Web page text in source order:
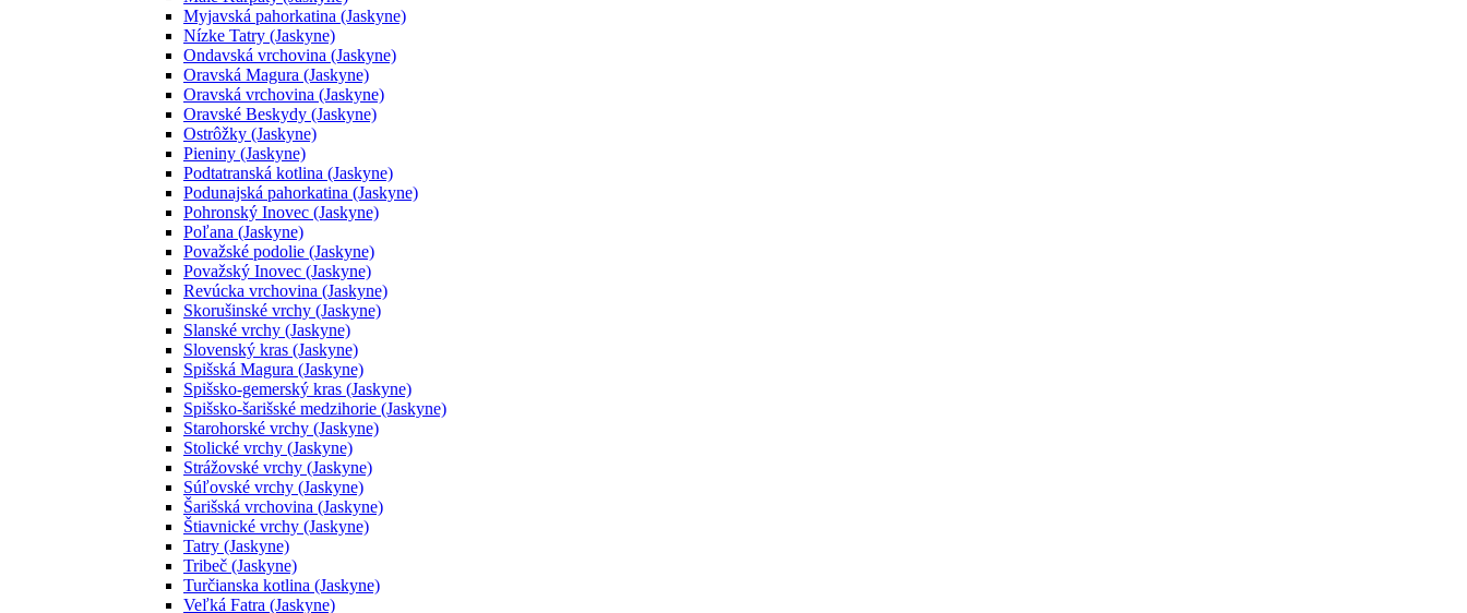
Myjavská pahorkatina (Jaskyne)
Nízke Tatry (Jaskyne)
Ondavská vrchovina (Jaskyne)
Oravská Magura (Jaskyne)
Oravská vrchovina (Jaskyne)
Oravské Beskydy (Jaskyne)
Ostrôžky (Jaskyne)
Pieniny (Jaskyne)
Podtatranská kotlina (Jaskyne)
Podunajská pahorkatina (Jaskyne)
Pohronský Inovec (Jaskyne)
Poľana (Jaskyne)
Považské podolie (Jaskyne)
Považský Inovec (Jaskyne)
Revúcka vrchovina (Jaskyne)
Skorušinské vrchy (Jaskyne)
Slanské vrchy (Jaskyne)
Slovenský kras (Jaskyne)
Spišská Magura (Jaskyne)
Spišsko-gemerský kras (Jaskyne)
Spišsko-šarišské medzihorie (Jaskyne)
Starohorské vrchy (Jaskyne)
Stolické vrchy (Jaskyne)
Strážovské vrchy (Jaskyne)
Súľovské vrchy (Jaskyne)
Šarišská vrchovina (Jaskyne)
Štiavnické vrchy (Jaskyne)
Tatry (Jaskyne)
Tribeč (Jaskyne)
Turčianska kotlina (Jaskyne)
Veľká Fatra (Jaskyne)